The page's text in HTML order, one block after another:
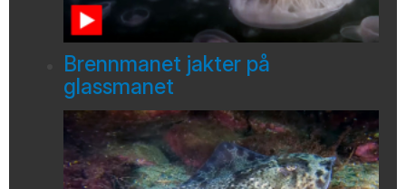
Brennmanet jakter på
glassmanet